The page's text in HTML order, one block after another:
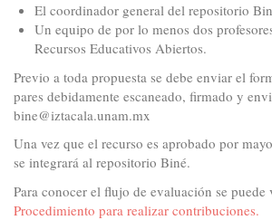
El coordinador general del repositorio
Un equipo de por lo menos dos
Recursos Educativos Abiertos.
Previo a toda propuesta se debe enviar el
pares debidamente escaneado, firmado y
bine@iztacala.unam.mx
Una vez que el recurso es aprobado por
se integrará al repositorio Biné.
Para conocer el flujo de evaluación se puede
Procedimiento para realizar contribuciones.